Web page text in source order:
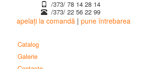
/373/ ‎78 14 28 14
/373/ 22 56 22 99
apelați la comandă | pune întrebarea
Catalog
Galerie